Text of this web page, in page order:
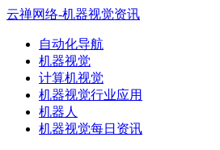
云禅网络-机器视觉资讯
自动化导航
机器视觉
计算机视觉
机器视觉行业应用
机器人
机器视觉每日资讯